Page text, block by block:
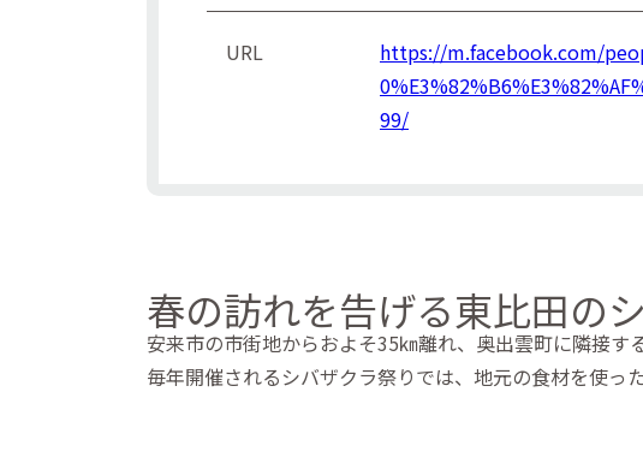
URL
https://m.facebook.com/
99/
春の訪れを告げる東比田の
安来市の市街地からおよそ35㎞離れ、奥出雲町に隣接す
毎年開催されるシバザクラ祭りでは、地元の食材を使っ